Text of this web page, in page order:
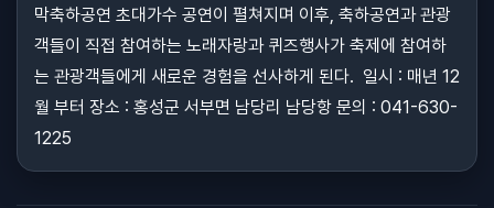
막축하공연 초대가수 공연이 펼쳐지며 이후, 축하공연과 관광
객들이 직접 참여하는 노래자랑과 퀴즈행사가 축제에 참여하
는 관광객들에게 새로운 경험을 선사하게 된다. 일시 : 매년 12
월 부터 장소 : 홍성군 서부면 남당리 남당항 문의 : 041-630-
1225